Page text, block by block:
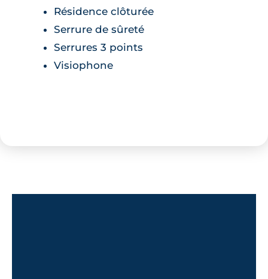
Résidence clôturée
Serrure de sûreté
Serrures 3 points
Visiophone